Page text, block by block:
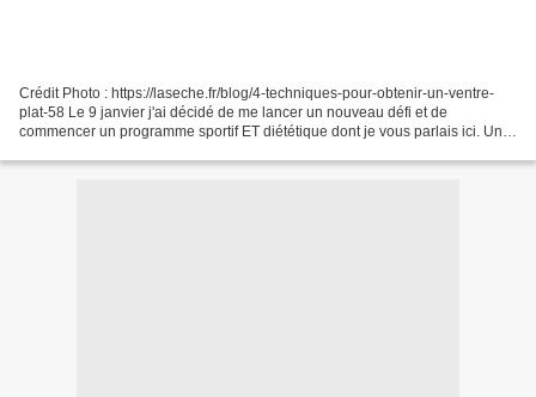
Crédit Photo : https://laseche.fr/blog/4-techniques-pour-obtenir-un-ventre-
plat-58 Le 9 janvier j'ai décidé de me lancer un nouveau défi et de
commencer un programme sportif ET diététique dont je vous parlais ici. Un